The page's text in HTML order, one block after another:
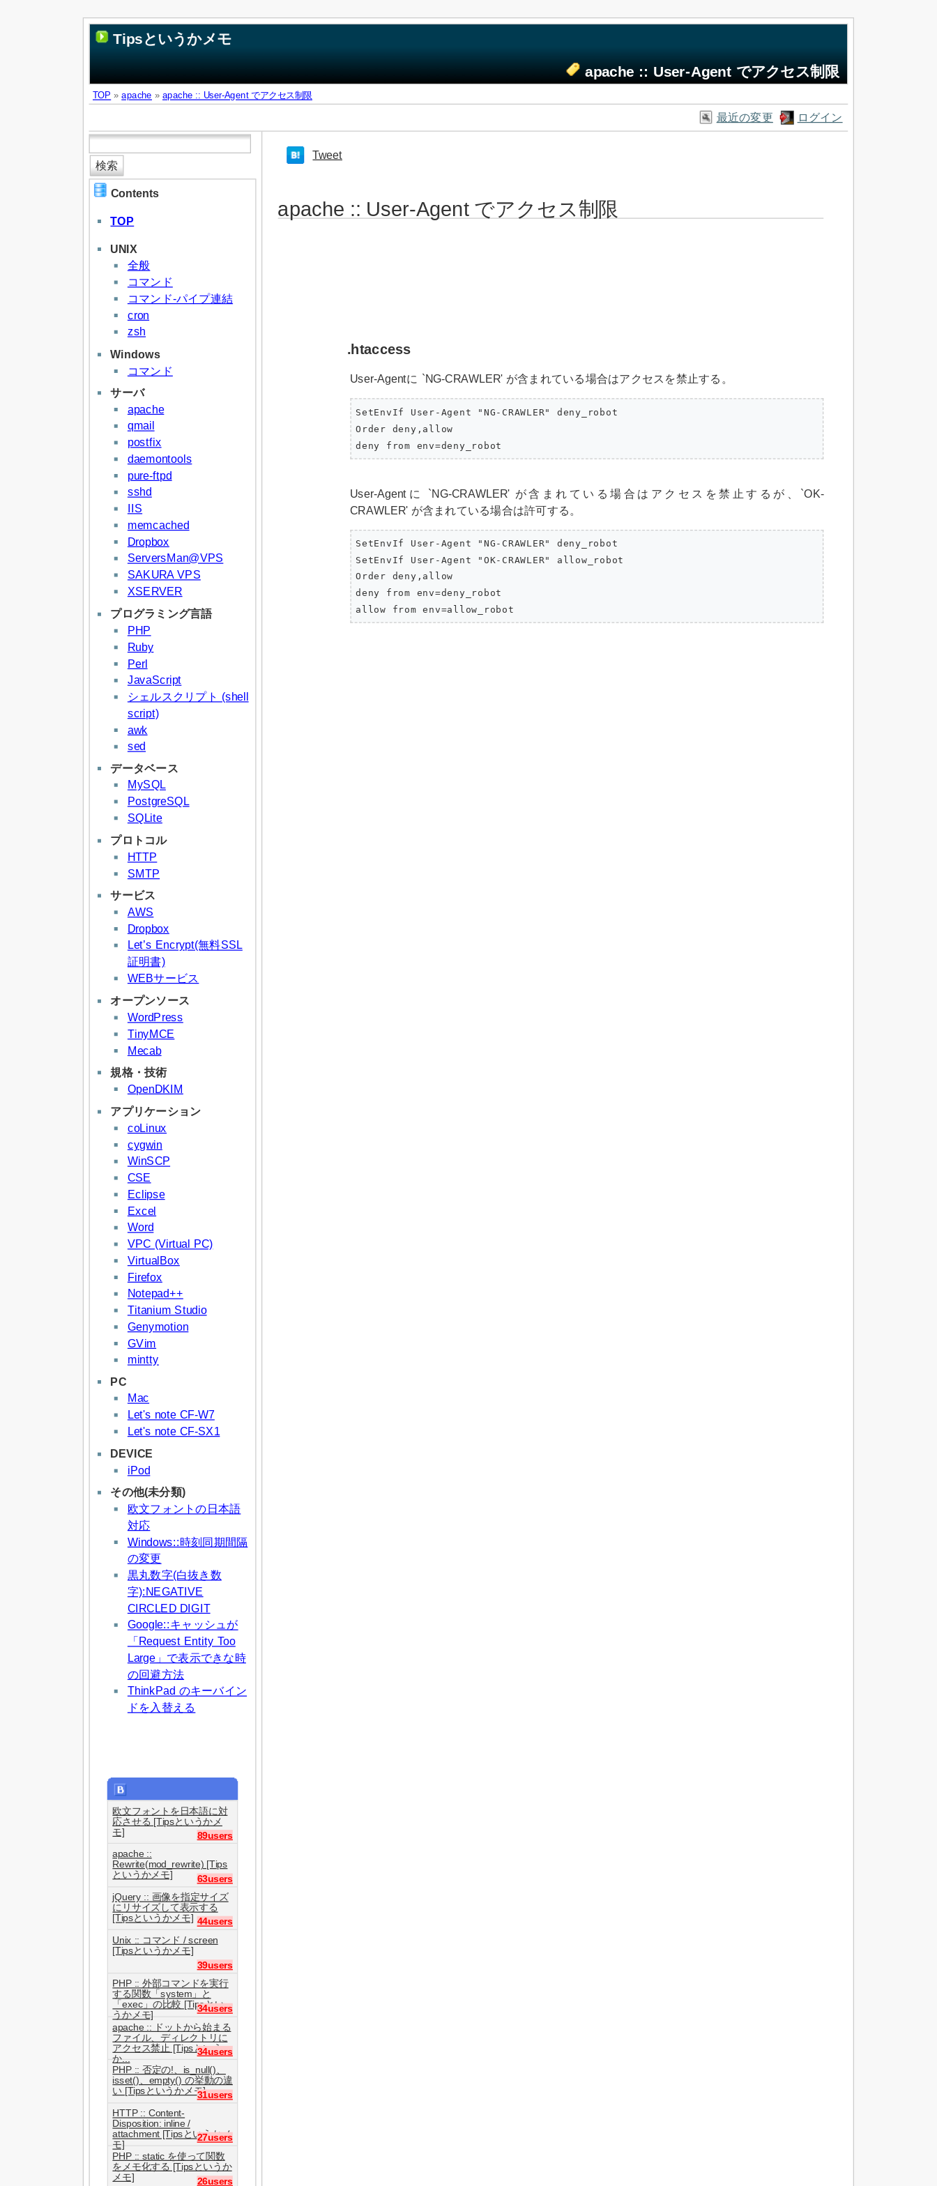
Tipsというかメモ
apache :: User-Agent でアクセス制限
TOP »apache » apache :: User-Agent でアクセス制限
最近の変更 ログイン
Contents
TOP
UNIX
全般
コマンド
コマンド-パイプ連結
cron
zsh
Windows
コマンド
サーバ
apache
qmail
postfix
daemontools
pure-ftpd
sshd
IIS
memcached
Dropbox
ServersMan@VPS
SAKURA VPS
XSERVER
プログラミング言語
PHP
Ruby
Perl
JavaScript
シェルスクリプト (shell
script)
awk
sed
データベース
MySQL
PostgreSQL
SQLite
プロトコル
HTTP
SMTP
サービス
AWS
Dropbox
Let’s Encrypt(無料SSL
証明書)
WEBサービス
オープンソース
WordPress
TinyMCE
Mecab
規格・技術
OpenDKIM
アプリケーション
coLinux
cygwin
WinSCP
CSE
Eclipse
Excel
Word
VPC (Virtual PC)
VirtualBox
Firefox
Notepad++
Titanium Studio
Genymotion
GVim
mintty
PC
Mac
Let's note CF-W7
Let's note CF-SX1
DEVICE
iPod
その他(未分類)
欧文フォントの日本語
対応
Windows::時刻同期間隔
の変更
黒丸数字(白抜き数
字):NEGATIVE
CIRCLED DIGIT
Google::キャッシュが
「Request Entity Too
Large」で表示できな時
の回避方法
ThinkPad のキーバイン
ドを入替える
欧文フォントを日本語に対
応させる [Tipsというかメ
モ]
89users
apache ::
Rewrite(mod_rewrite) [Tips
というかメモ]
63users
jQuery :: 画像を指定サイズ
にリサイズして表示する
[Tipsというかメモ] 44users
Unix :: コマンド / screen
[Tipsというかメモ]
39users
PHP :: 外部コマンドを実行
する関数「system」と
「exec」の比較 [Tipsとい
うかメモ]
34users
apache :: ドットから始まる
ファイル、ディレクトリに
アクセス禁止 [Tipsという
か...
34users
PHP :: 否定の!、is_null()、
isset()、empty() の挙動の違
い [Tipsというかメモ]31users
HTTP :: Content-
Disposition: inline /
attachment [Tipsというかメ
モ]
27users
PHP :: static を使って関数
をメモ化する [Tipsというか
メモ]
26users
Tweet
apache :: User-Agent でアクセス制限
.htaccess
User-Agentに `NG-CRAWLER' が含まれている場合はアクセスを禁止する。
SetEnvIf User-Agent "NG-CRAWLER" deny_robot
Order deny,allow
deny from env=deny_robot
User-Agentに `NG-CRAWLER' が含まれている場合はアクセスを禁止するが、`OK-
CRAWLER' が含まれている場合は許可する。
SetEnvIf User-Agent "NG-CRAWLER" deny_robot
SetEnvIf User-Agent "OK-CRAWLER" allow_robot
Order deny,allow
deny from env=deny_robot
allow from env=allow_robot